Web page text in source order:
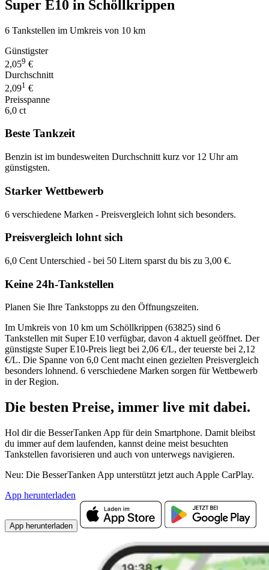
Super E10 in Schöllkrippen
6 Tankstellen im Umkreis von 10 km
Günstigster
2,059 €
Durchschnitt
2,091 €
Preisspanne
6,0 ct
Beste Tankzeit
Benzin ist im bundesweiten Durchschnitt kurz vor 12 Uhr am
günstigsten.
Starker Wettbewerb
6 verschiedene Marken - Preisvergleich lohnt sich besonders.
Preisvergleich lohnt sich
6,0 Cent Unterschied - bei 50 Litern sparst du bis zu 3,00 €.
Keine 24h-Tankstellen
Planen Sie Ihre Tankstopps zu den Öffnungszeiten.
Im Umkreis von 10 km um Schöllkrippen (63825) sind 6
Tankstellen mit Super E10 verfügbar, davon 4 aktuell geöffnet. Der
günstigste Super E10-Preis liegt bei 2,06 €/L, der teuerste bei 2,12
€/L. Die Spanne von 6,0 Cent macht einen gezielten Preisvergleich
besonders lohnend. 6 verschiedene Marken sorgen für Wettbewerb
in der Region.
Die besten Preise, immer live mit dabei.
Hol dir die BesserTanken App für dein Smartphone. Damit bleibst
du immer auf dem laufenden, kannst deine meist besuchten
Tankstellen favorisieren und auch von unterwegs navigieren.
Neu: Die BesserTanken App unterstützt jetzt auch Apple CarPlay.
App herunterladen
App herunterladen